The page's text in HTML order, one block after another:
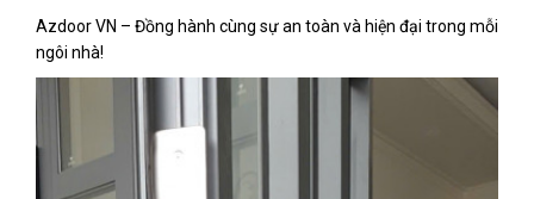
Azdoor VN – Đồng hành cùng sự an toàn và hiện đại trong mỗi
ngôi nhà!